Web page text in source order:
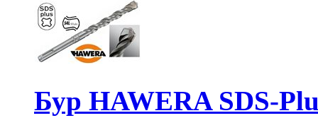
Бур HAWERA SDS-